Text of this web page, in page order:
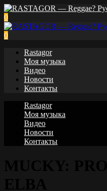
0
0
Rastagor
Моя музыка
Видео
Новости
Контакты
Rastagor
Моя музыка
Видео
Новости
Контакты